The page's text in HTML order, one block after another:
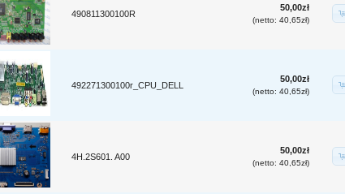
490811300100R
50,00zł
(netto: 40,65zł)
492271300100r_CPU_DELL
50,00zł
(netto: 40,65zł)
4H.2S601. A00
50,00zł
(netto: 40,65zł)